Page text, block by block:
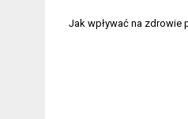
Nawigacja
Jak wpływać na zdrowie